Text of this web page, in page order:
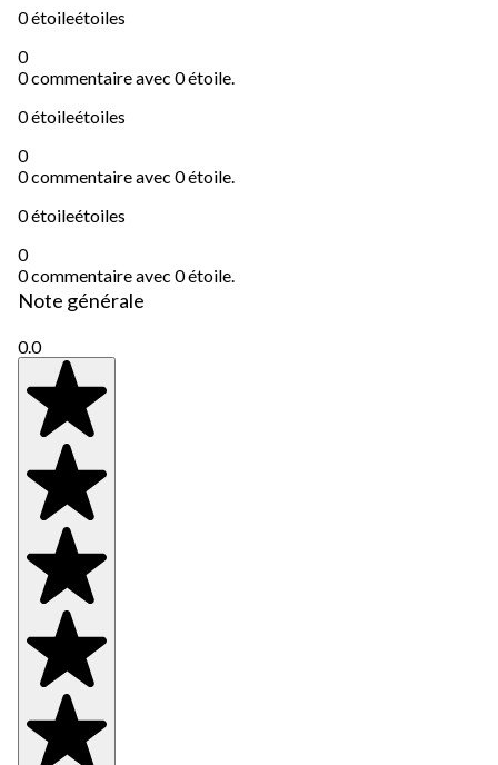
0 étoileétoiles
0
0 commentaire avec 0 étoile.
0 étoileétoiles
0
0 commentaire avec 0 étoile.
0 étoileétoiles
0
0 commentaire avec 0 étoile.
Note générale
0.0